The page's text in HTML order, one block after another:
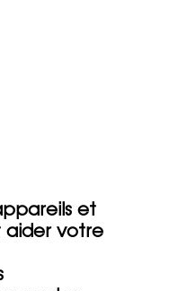
et
aider votre